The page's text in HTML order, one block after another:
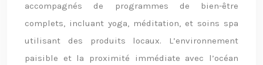
accompagnés de programmes de bien-être
complets, incluant yoga, méditation, et soins spa
utilisant des produits locaux. L’environnement
paisible et la proximité immédiate avec l’océan